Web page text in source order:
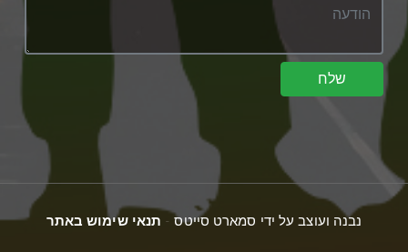
שלח
נבנה ועוצב על ידי סמארט סייטס - תנאי שימוש באתר